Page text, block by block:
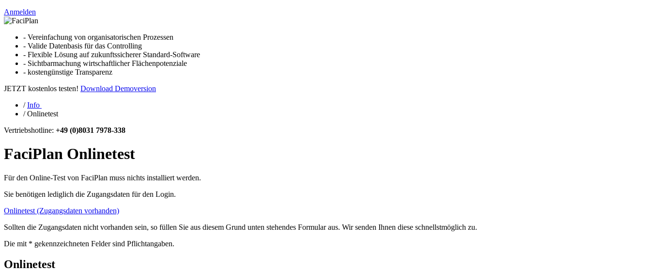
Anmelden
- Vereinfachung von organisatorischen Prozessen
- Valide Datenbasis für das Controlling
- Flexible Lösung auf zukunftssicherer Standard-Software
- Sichtbarmachung wirtschaftlicher Flächenpotenziale
- kostengünstige Transparenz
JETZT kostenlos testen! Download Demoversion
/Info
/Onlinetest
Vertriebshotline: +49 (0)8031 7978-338
FaciPlan Onlinetest
Für den Online-Test von FaciPlan muss nichts installiert werden.
Sie benötigen lediglich die Zugangsdaten für den Login.
Onlinetest (Zugangsdaten vorhanden)
Sollten die Zugangsdaten nicht vorhanden sein, so füllen Sie aus diesem Grund unten stehendes Formular aus. Wir senden Ihnen diese schnellstmöglich zu.
Die mit * gekennzeichneten Felder sind Pflichtangaben.
Onlinetest